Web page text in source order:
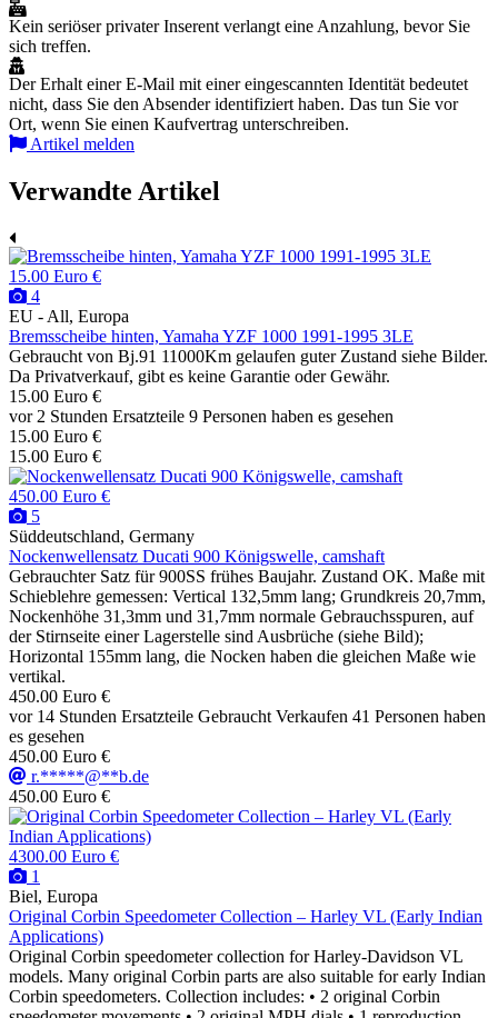
Kein seriöser privater Inserent verlangt eine Anzahlung, bevor Sie
sich treffen.
Der Erhalt einer E-Mail mit einer eingescannten Identität bedeutet
nicht, dass Sie den Absender identifiziert haben. Das tun Sie vor
Ort, wenn Sie einen Kaufvertrag unterschreiben.
Artikel melden
Verwandte Artikel
15.00 Euro €
4
EU - All, Europa
Bremsscheibe hinten, Yamaha YZF 1000 1991-1995 3LE
Gebraucht von Bj.91 11000Km gelaufen guter Zustand siehe Bilder.
Da Privatverkauf, gibt es keine Garantie oder Gewähr.
15.00 Euro €
vor 2 Stunden Ersatzteile 9 Personen haben es gesehen
15.00 Euro €
15.00 Euro €
450.00 Euro €
5
Süddeutschland, Germany
Nockenwellensatz Ducati 900 Königswelle, camshaft
Gebrauchter Satz für 900SS frühes Baujahr. Zustand OK. Maße mit
Schieblehre gemessen: Vertical 132,5mm lang; Grundkreis 20,7mm,
Nockenhöhe 31,3mm und 31,7mm normale Gebrauchsspuren, auf
der Stirnseite einer Lagerstelle sind Ausbrüche (siehe Bild);
Horizontal 155mm lang, die Nocken haben die gleichen Maße wie
vertikal.
450.00 Euro €
vor 14 Stunden Ersatzteile Gebraucht Verkaufen 41 Personen haben
es gesehen
450.00 Euro €
r.*****@**b.de
450.00 Euro €
4300.00 Euro €
1
Biel, Europa
Original Corbin Speedometer Collection – Harley VL (Early Indian
Applications)
Original Corbin speedometer collection for Harley-Davidson VL
models. Many original Corbin parts are also suitable for early Indian
Corbin speedometers. Collection includes: • 2 original Corbin